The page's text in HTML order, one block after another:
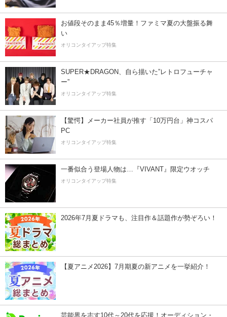
お値段そのまま45％増量！ファミマ夏の大盤振る舞
い
オリコンタイアップ特集
SUPER★DRAGON、自ら描いた”レトロフューチャ
ー”
オリコンタイアップ特集
【驚愕】メーカー社員が推す「10万円台」神コスパ
PC
オリコンタイアップ特集
一番似合う登場人物は…『VIVANT』限定ウオッチ
オリコンタイアップ特集
2026年7月夏ドラマも、注目作＆話題作が勢ぞろい！
【夏アニメ2026】7月期夏の新アニメを一挙紹介！
芸能界を志す10代～20代を応援！オーディション・